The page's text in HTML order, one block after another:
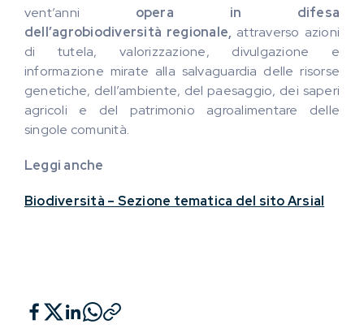
vent’anni opera in difesa
dell’agrobiodiversità regionale, attraverso azioni
di tutela, valorizzazione, divulgazione e
informazione mirate alla salvaguardia delle risorse
genetiche, dell’ambiente, del paesaggio, dei saperi
agricoli e del patrimonio agroalimentare delle
singole comunità.
Leggi anche
Biodiversità – Sezione tematica del sito Arsial